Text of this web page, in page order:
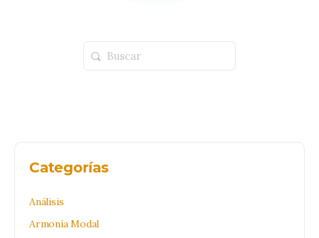
Buscar:
Categorías
Análisis
Armonía Modal